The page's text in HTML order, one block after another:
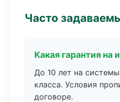
Часто
Какая гарантия на
До 10 лет на
класса. Условия
договоре.